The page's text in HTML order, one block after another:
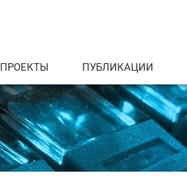
ПРОЕКТЫ ПУБЛИКАЦИИ